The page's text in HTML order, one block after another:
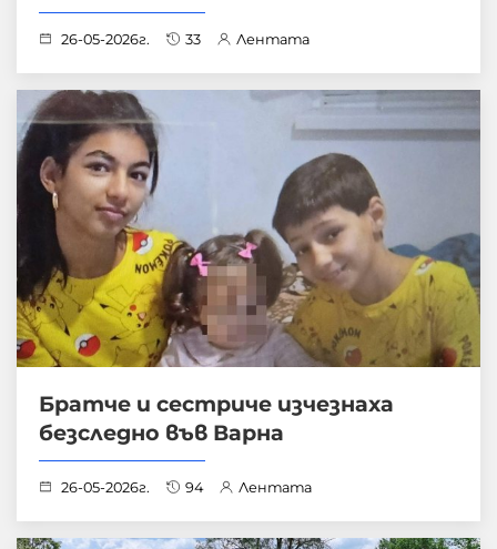
26-05-2026г. 33 Лентата
Братче и сестриче изчезнаха
безследно във Варна
26-05-2026г. 94 Лентата